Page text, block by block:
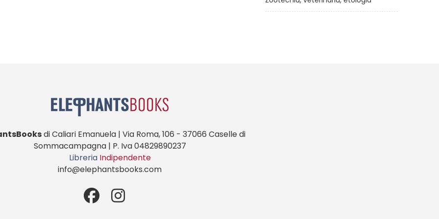
di Caliari Emanuela | Via Roma, 106 - 37066 Caselle di
Sommacampagna | P. Iva 04829890237
Libreria Indipendente
info@elephantsbooks.com